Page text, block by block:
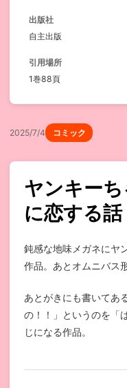
出版社
自主出版
引用場所
1巻88頁
2025/7/4 コミック
ヤンキー
に恋する話
鈍感な地味メガネにヤ
作品。あとオムニバス
あとがきにも書いてあ
の！！」というのを「
じになる作品。